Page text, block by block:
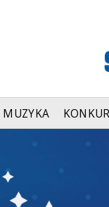
MUZYKA